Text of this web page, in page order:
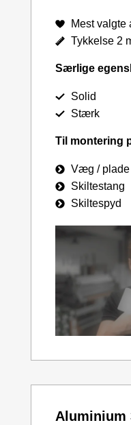
Mest valgte
Tykkelse 2
Særlige
Solid
Stærk
Til montering
Væg / plade
Skiltestang
Skiltespyd
Aluminium